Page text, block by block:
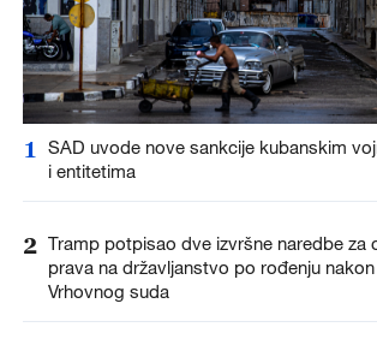
1
SAD uvode nove sankcije kubanskim
i entitetima
2 Tramp potpisao dve izvršne naredbe za
prava na državljanstvo po rođenju
Vrhovnog suda